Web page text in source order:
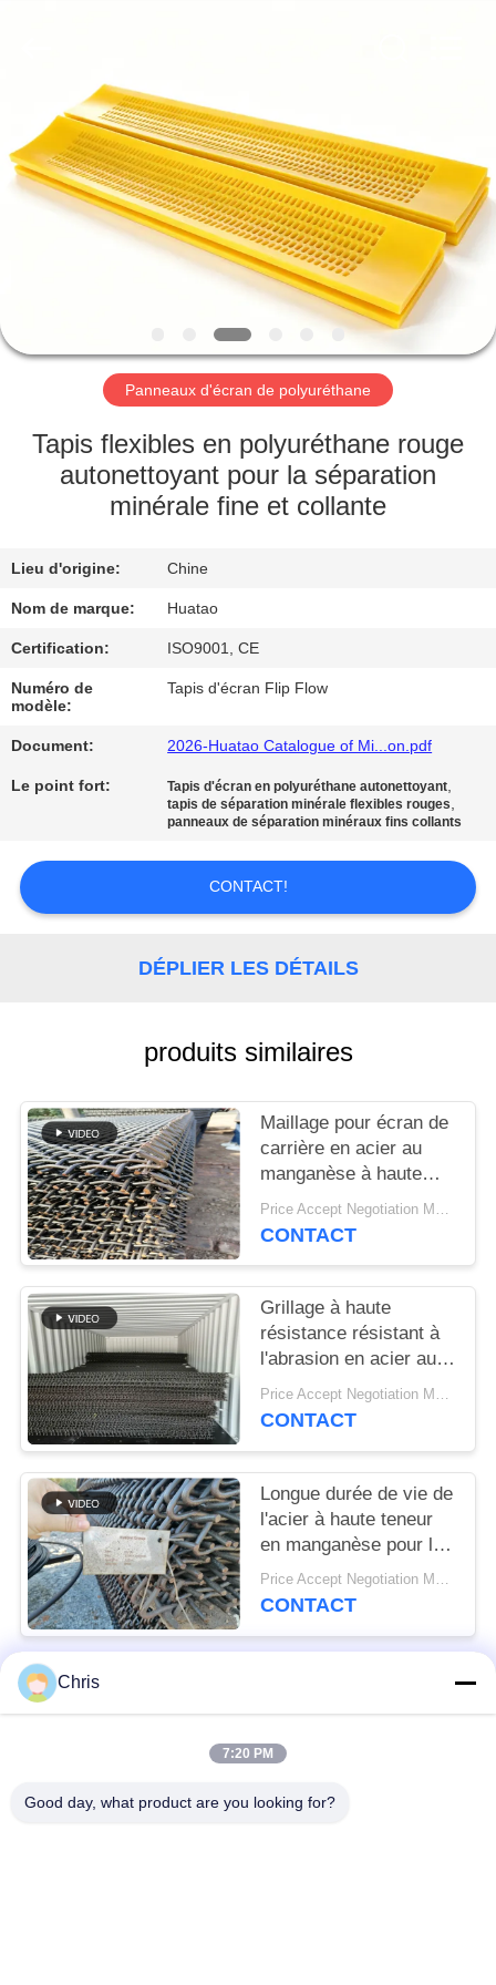
MAISON
PRODUITS
DE
NOUS
VISITE
D'USINE
DE
QUALITÉ
CONTACTEZ-
NOUS
NOUVELLES
DEMANDEZ
PRIVACY
POLICY
Panneaux d'écran de polyuréthane
Tapis flexibles en polyuréthane rouge
autonettoyant pour la séparation
minérale fine et collante
Lieu d'origine: Chine
Nom de marque: Huatao
Certification: ISO9001, CE
Numéro de
modèle:
Tapis d'écran Flip Flow
Document: 2026-Huatao Catalogue of Mi...on.pdf
Le point fort: Tapis d'écran en polyuréthane autonettoyant,
tapis de séparation minérale flexibles rouges,
panneaux de séparation minéraux fins collants
CONTACT!
DÉPLIER LES DÉTAILS
produits similaires
Maillage pour écran de
carrière en acier au
manganèse à haute
résistance pour la
séparation du sable et
Price Accept Negotiation MOQ:10 pièces
CONTACT
Grillage à haute
résistance résistant à
l'abrasion en acier au
manganèse pour les
applications de criblage
Price Accept Negotiation MOQ:10 pièces
CONTACT
Longue durée de vie de
l'acier à haute teneur
en manganèse pour les
usines de concassage
de pierre
Price Accept Negotiation MOQ:10 pièces
CONTACT
Catégories populaires
Chris
7:20 PM
Good day, what product are you looking for?